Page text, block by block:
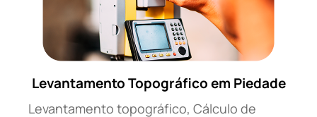
Levantamento Topográfico em Piedade
Levantamento topográfico, Cálculo de